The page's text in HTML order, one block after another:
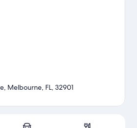
Kort
Melbourne, FL, 32901